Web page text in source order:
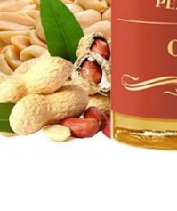
clic para ampliar